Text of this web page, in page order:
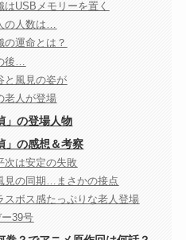
USBメモリーを置く
の人数は…
運命とは？
後…
と風見の姿が
老人が登場
」の登場人物
」の感想＆考察
は安定の失敗
見の同期…まさかの接点
ボス感たっぷりな老人登場
39号